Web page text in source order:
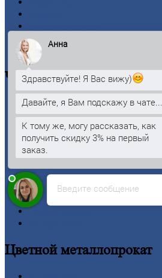
Оформление
Оплата
Черныйметаллопрокат
Арматура
Двутавроваябалка (двутавр)
Квадрат
Кругстальной
Лист
Рельсы
Сетка
Труба
Цветнойметаллопрокат
Введите сообщение
Анна
Здравствуйте! Я Вас вижу)
Давайте, я Вам подскажу в чате...
К тому же, могу рассказать, как
получить скидку 3% на первый
заказ.